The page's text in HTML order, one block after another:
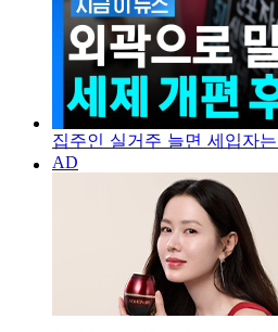
집주인 실거주 늘면 세입자